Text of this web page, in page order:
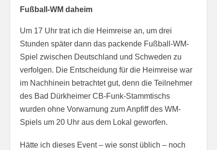
Fußball-WM daheim
Um 17 Uhr trat ich die Heimreise an, um drei
Stunden später dann das packende Fußball-WM-
Spiel zwischen Deutschland und Schweden zu
verfolgen. Die Entscheidung für die Heimreise war
im Nachhinein betrachtet gut, denn die Teilnehmer
des Bad Dürkheimer CB-Funk-Stammtischs
wurden ohne Vorwarnung zum Anpfiff des WM-
Spiels um 20 Uhr aus dem Lokal geworfen.
Hätte ich dieses Event – wie sonst üblich – noch